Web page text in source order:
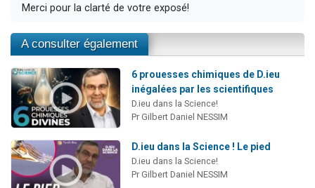
Merci pour la clarté de votre exposé!
A consulter également
6 prouesses chimiques de D.ieu
inégalées par les scientifiques
D.ieu dans la Science!
Pr Gilbert Daniel NESSIM
D.ieu dans la Science ! Le pied
D.ieu dans la Science!
Pr Gilbert Daniel NESSIM